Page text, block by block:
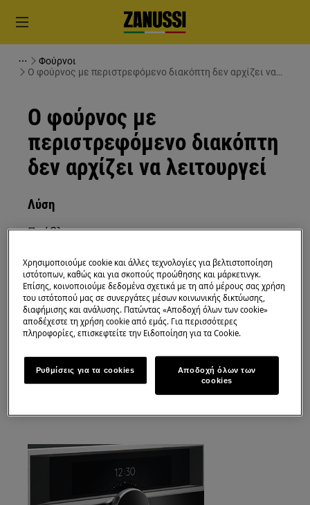
Φούρνοι
Ο φούρνος με περιστρεφόμενο διακόπτη δεν αρχίζει να
Ο φούρνος με
περιστρεφόμενο διακόπτη
δεν αρχίζει να λειτουργεί
Λύση
Πρόβλημα:
Ο φούρνος δεν αρχίζει να λειτουργεί
παρόλο που έχει ολοκληρωθεί η ενέργεια
που υποδεικνύεται στην οθόνη, π.χ.
αναπλήρωση νερού.
Ο φούρνος δεν ζεσταίνεται.
φούρνοι με οθόνη και με τον ακόλουθο
περιστρεφόμενο διακόπτη
Χρησιμοποιούμε cookie και άλλες τεχνολογίες για βελτιστοποίηση
ιστότοπων, καθώς και για σκοπούς προώθησης και μάρκετινγκ.
Επίσης, κοινοποιούμε δεδομένα σχετικά με τη από μέρους σας χρήση
του ιστότοπού μας σε συνεργάτες μέσων κοινωνικής δικτύωσης,
διαφήμισης και ανάλυσης. Πατώντας «Αποδοχή όλων των cookie»
αποδέχεστε τη χρήση cookie από εμάς. Για περισσότερες
πληροφορίες, επισκεφτείτε την Ειδοποίηση για τα Cookie.
Ρυθμίσεις για τα cookies
Αποδοχή όλων των
cookies